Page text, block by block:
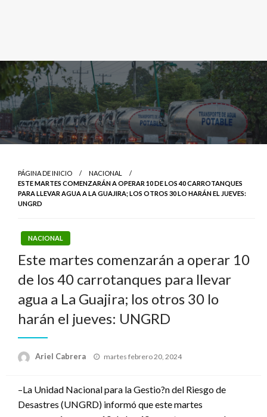
PÁGINA DE INICIO
NACIONAL
ESTE MARTES COMENZARÁN A OPERAR 10 DE LOS 40 CARROTANQUES
PARA LLEVAR AGUA A LA GUAJIRA; LOS OTROS 30 LO HARÁN EL JUEVES:
UNGRD
NACIONAL
Este martes comenzarán a operar 10
de los 40 carrotanques para llevar
agua a La Guajira; los otros 30 lo
harán el jueves: UNGRD
Ariel Cabrera
Publicado
martes febrero 20, 2024
–La Unidad Nacional para la Gestio?n del Riesgo de
Desastres (UNGRD) informó que este martes